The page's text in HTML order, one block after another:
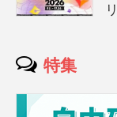
特集